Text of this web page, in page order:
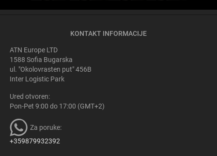
KONTAKT INFORMACIJE
ATN Europe LTD
1588 Sofia Bugarska
ul. "Okolovrasten put" 456B
Inter Logistic Park
Ured otvoren:
Pon-Pet 9:00 do 17:00 (GMT+2)
Za poruke:
+359879932392